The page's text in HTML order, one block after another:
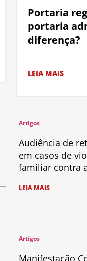
Portaria
portaria
diferença?
LEIA MAIS
Artigos
Audiência de
em casos de
familiar contra
LEIA MAIS
Artigos
Manifestação